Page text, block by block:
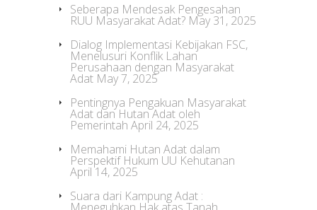
Seberapa Mendesak Pengesahan
RUU Masyarakat Adat? May 31, 2025
Dialog Implementasi Kebijakan FSC,
Menelusuri Konflik Lahan
Perusahaan dengan Masyarakat
Adat May 7, 2025
Pentingnya Pengakuan Masyarakat
Adat dan Hutan Adat oleh
Pemerintah April 24, 2025
Memahami Hutan Adat dalam
Perspektif Hukum UU Kehutanan
April 14, 2025
Suara dari Kampung Adat :